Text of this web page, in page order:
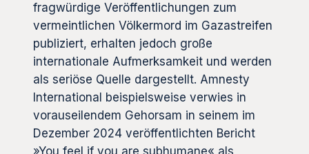
fragwürdige Veröffentlichungen zum
vermeintlichen Völkermord im Gazastreifen
publiziert, erhalten jedoch große
internationale Aufmerksamkeit und werden
als seriöse Quelle dargestellt. Amnesty
International beispielsweise verwies in
vorauseilendem Gehorsam in seinem im
Dezember 2024 veröffentlichten Bericht